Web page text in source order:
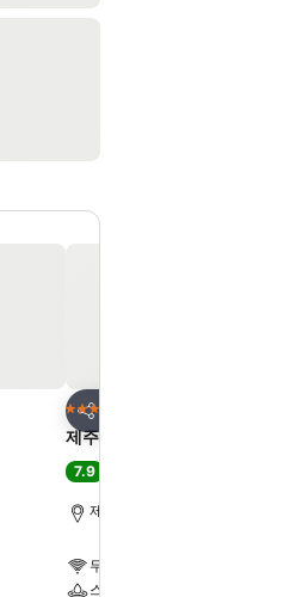
공유
5 성급
제주 오리엔탈호텔 카지노
7.9
제주시, 도심에서 2.2km
무료 WiFi
스파